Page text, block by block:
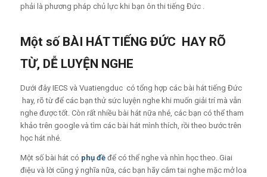
phải là phương pháp chủ lực khi bạn ôn thi tiếng Đức .
Một số BÀI HÁT TIẾNG ĐỨC HAY RÕ
TỪ, DỄ LUYỆN NGHE
Dưới đây IECS và Vuatiengduc có tổng hợp các bài hát tiếng Đức
hay, rõ từ để các bạn thử sức luyện nghe khi muốn giải trí mà vẫn
nghe được tốt. Còn rất nhiều bài hát nữa nhé, các bạn có thể tham
khảo trên google và tìm các bài hát mình thích, rồi theo bước trên
học hát nhé.
Một số bài hát có phụ đề để có thể nghe và nhìn học theo. Giai
điệu và lời cũng ý nghĩa nữa, các bạn hãy cắm tai nghe mặc mở loa